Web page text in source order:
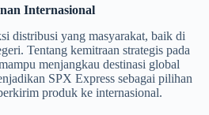
Internasional
distribusi yang masyarakat, baik di
Tentang kemitraan strategis pada
menjangkau destinasi global
SPX Express sebagai pilihan
produk ke internasional.